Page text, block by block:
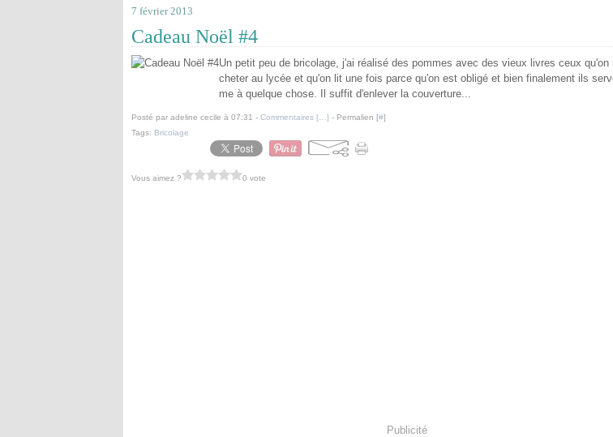
7 février 2013
Cadeau Noël #4
Un petit peu de bricolage, j'ai réalisé des pommes avec des vieux livres ceux qu'on
cheter au lycée et qu'on lit une fois parce qu'on est obligé et bien finalement ils
me à quelque chose. Il suffit d'enlever la couverture...
Posté par adeline cecile à 07:31 - Commentaires [ ] - Permalien [#]
Tags: Bricolage
Vous aimez ? 0 vote
Publicité